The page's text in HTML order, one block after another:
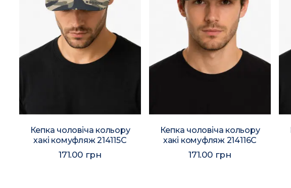
Кепка чоловіча кольору
хакі комуфляж 214115C
171.00 грн
Кепка чоловіча кольору
хакі комуфляж 214116C
171.00 грн